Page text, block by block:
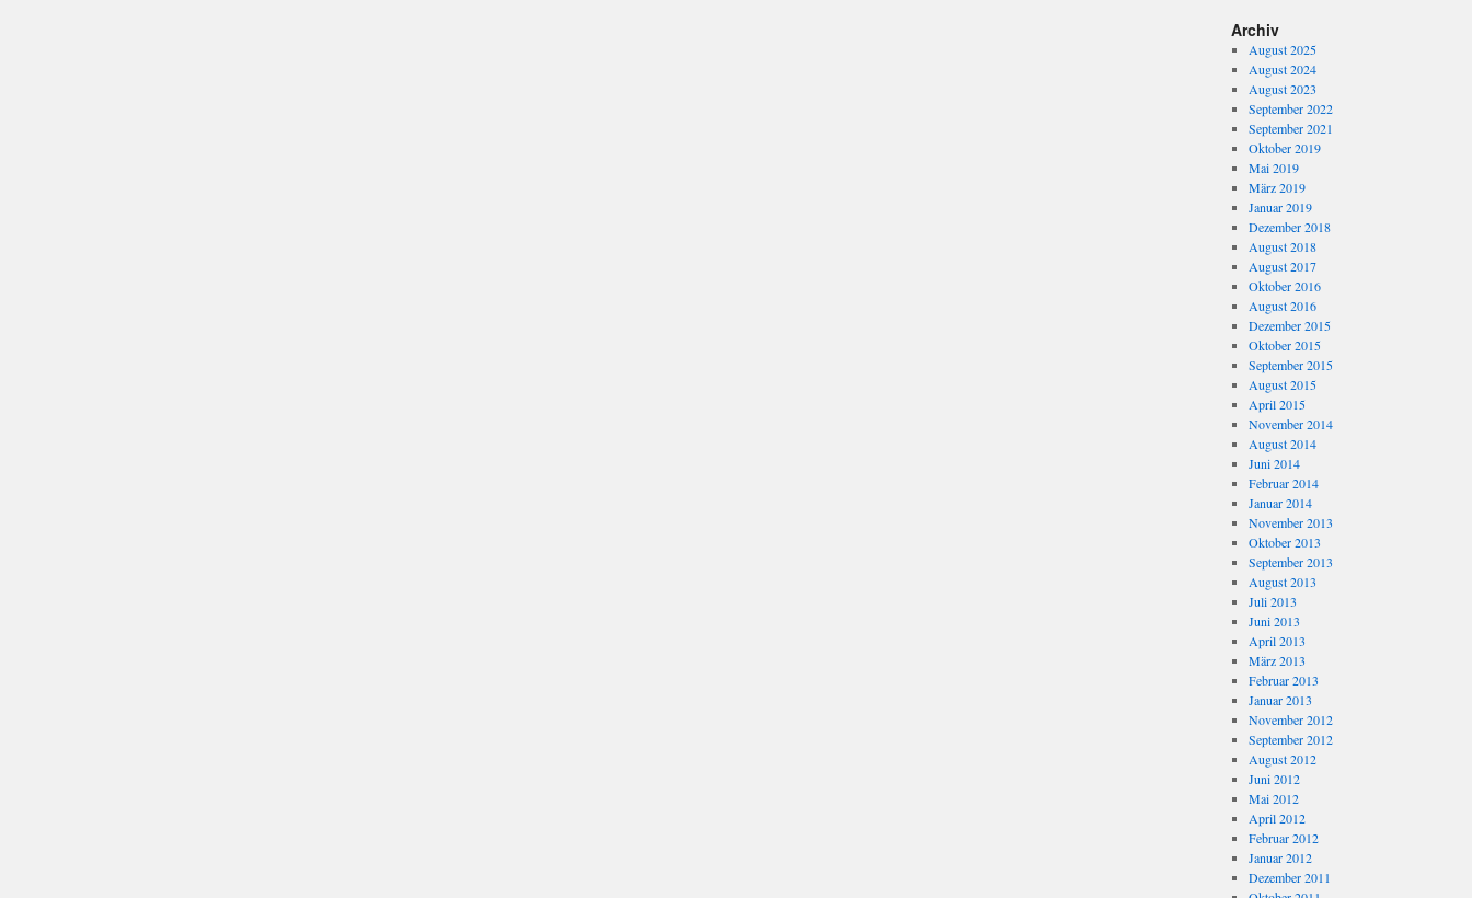
Archiv
August 2025
August 2024
August 2023
September 2022
September 2021
Oktober 2019
Mai 2019
März 2019
Januar 2019
Dezember 2018
August 2018
August 2017
Oktober 2016
August 2016
Dezember 2015
Oktober 2015
September 2015
August 2015
April 2015
November 2014
August 2014
Juni 2014
Februar 2014
Januar 2014
November 2013
Oktober 2013
September 2013
August 2013
Juli 2013
Juni 2013
April 2013
März 2013
Februar 2013
Januar 2013
November 2012
September 2012
August 2012
Juni 2012
Mai 2012
April 2012
Februar 2012
Januar 2012
Dezember 2011